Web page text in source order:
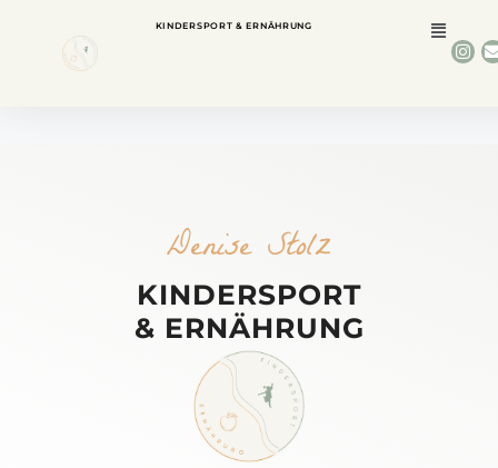
KINDERSPORT & ERNÄHRUNG
Denise Stolz
KINDERSPORT
& ERNÄHRUNG